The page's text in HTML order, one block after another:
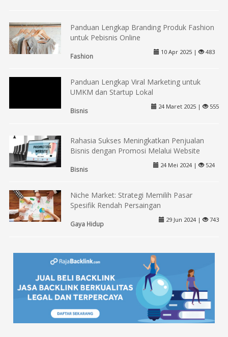
Panduan Lengkap Branding Produk Fashion
untuk Pebisnis Online
Fashion
10 Apr 2025 | 483
Panduan Lengkap Viral Marketing untuk
UMKM dan Startup Lokal
Bisnis
24 Maret 2025 | 555
Rahasia Sukses Meningkatkan Penjualan
Bisnis dengan Promosi Melalui Website
Bisnis
24 Mei 2024 | 524
Niche Market: Strategi Memilih Pasar
Spesifik Rendah Persaingan
Gaya Hidup
29 Jun 2024 | 743